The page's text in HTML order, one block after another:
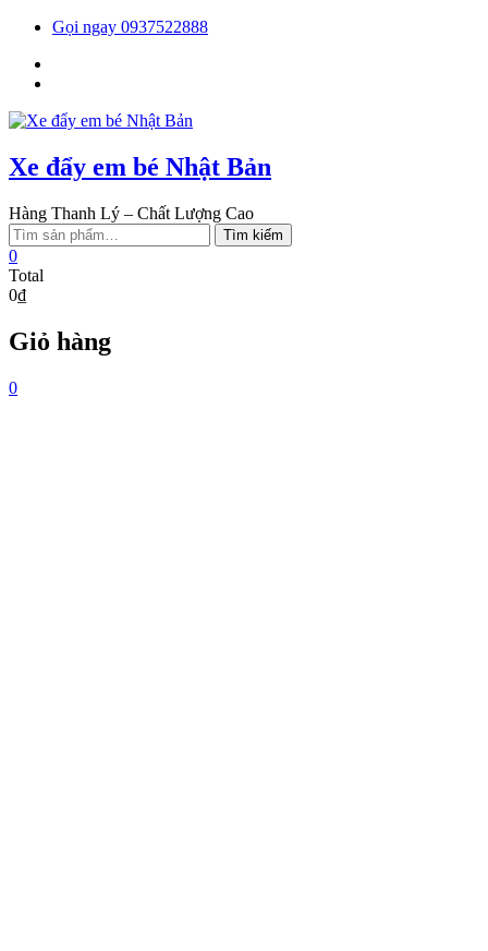
Skip
content
Gọi ngay 0937522888
Xe đẩy em bé Nhật Bản
Hàng Thanh Lý – Chất Lượng Cao
Tìm
kiếm:
Tìm kiếm
0
Total
0₫
Giỏ hàng
0